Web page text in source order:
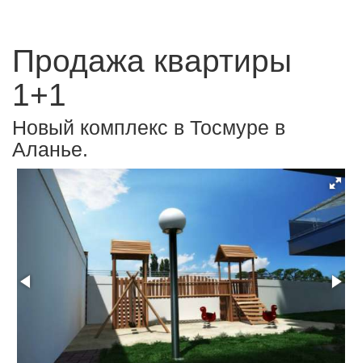
Продажа квартиры
1+1
Новый комплекс в Тосмуре в
Аланье.